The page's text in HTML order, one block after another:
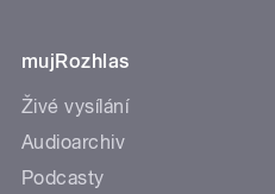
mujRozhlas
Živé vysílání
Audioarchiv
Podcasty